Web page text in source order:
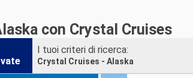
con Crystal Cruises
I tuoi criteri di ricerca:
Crystal Cruises - Alaska